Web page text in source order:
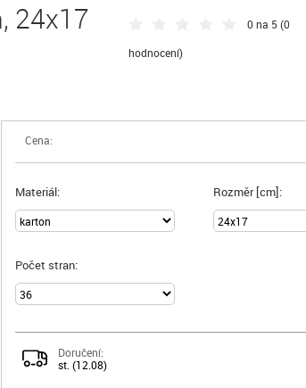
24x17
0 na 5 (0
hodnocení)
Cena:
Materiál: Rozměr [cm]:
Počet stran:
Doručení:
st. (12.08)